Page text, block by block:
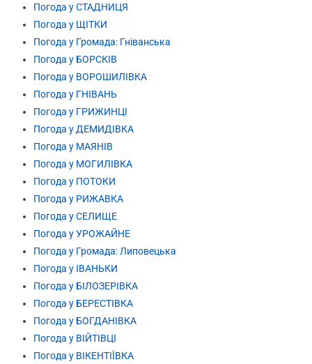
Погода у СТАДНИЦЯ
Погода у ЩІТКИ
Погода у Громада: Гніванська
Погода у БОРСКІВ
Погода у ВОРОШИЛІВКА
Погода у ГНІВАНЬ
Погода у ГРИЖИНЦІ
Погода у ДЕМИДІВКА
Погода у МАЯНІВ
Погода у МОГИЛІВКА
Погода у ПОТОКИ
Погода у РИЖАВКА
Погода у СЕЛИЩЕ
Погода у УРОЖАЙНЕ
Погода у Громада: Липовецька
Погода у ІВАНЬКИ
Погода у БІЛОЗЕРІВКА
Погода у БЕРЕСТІВКА
Погода у БОГДАНІВКА
Погода у ВІЙТІВЦІ
Погода у ВІКЕНТІЇВКА